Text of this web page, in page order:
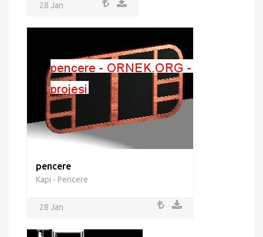
28 Jan
pencere
Kapı - Pencere
28 Jan